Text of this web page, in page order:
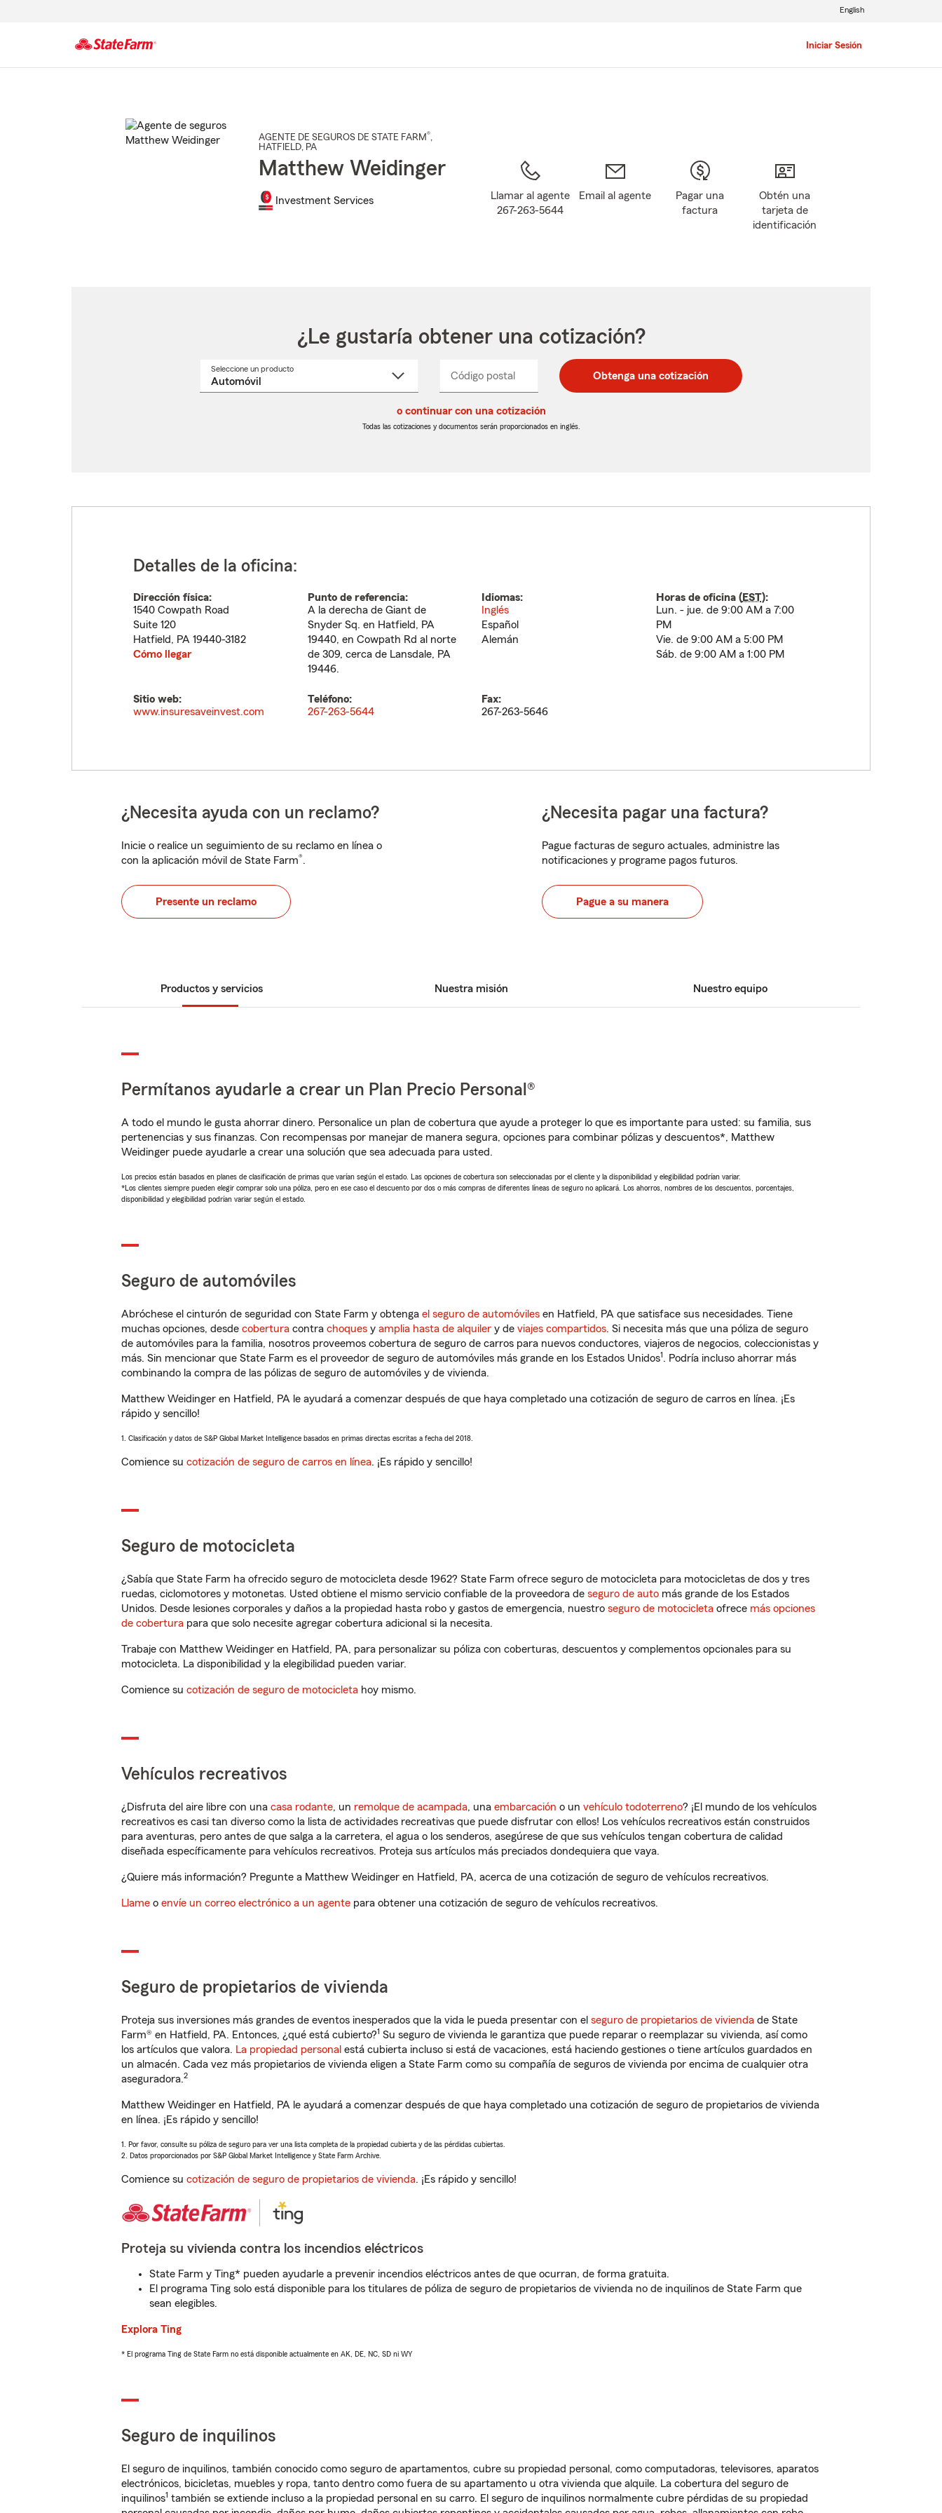
Iniciar Sesión
English
AGENTE DE SEGUROS DE STATE FARM®,
HATFIELD, PA
Matthew Weidinger
Investment Services
Llamar al agente
267-263-5644
Email al agente
Pagar una
factura
Obtén una
tarjeta de
identificación
¿Le gustaría obtener una cotización?
Seleccione un productoSeleccione
Código postal
postal
de
postal
de
_____ Obtenga una cotización
o continuar con una cotización
Todas las cotizaciones y documentos serán proporcionados en inglés.
Detalles de la oficina:
Dirección física:
1540 Cowpath Road
Suite 120
Hatfield, PA 19440-3182
Cómo llegar
Punto de referencia:
A la derecha de Giant de
Snyder Sq. en Hatfield, PA
19440, en Cowpath Rd al norte
de 309, cerca de Lansdale, PA
19446.
Idiomas:
Inglés
Español
Alemán
Horas de oficina (EST):
Lun. - jue. de 9:00 AM a 7:00
PM
Vie. de 9:00 AM a 5:00 PM
Sáb. de 9:00 AM a 1:00 PM
Sitio web:
www.insuresaveinvest.com
Teléfono:
267-263-5644
Fax:
267-263-5646
¿Necesita ayuda con un reclamo?
Inicie o realice un seguimiento de su reclamo en línea o
con la aplicación móvil de State Farm®.
Presente un reclamo
¿Necesita pagar una factura?
Pague facturas de seguro actuales, administre las
notificaciones y programe pagos futuros.
Pague a su manera
Productos y servicios Nuestra misión Nuestro equipo
Permítanos ayudarle a crear un Plan Precio Personal®
A todo el mundo le gusta ahorrar dinero. Personalice un plan de cobertura que ayude a proteger lo que es importante para usted: su familia, sus
pertenencias y sus finanzas. Con recompensas por manejar de manera segura, opciones para combinar pólizas y descuentos*, Matthew
Weidinger puede ayudarle a crear una solución que sea adecuada para usted.
Los precios están basados en planes de clasificación de primas que varían según el estado. Las opciones de cobertura son seleccionadas por el cliente y la disponibilidad y elegibilidad podrían variar.
*Los clientes siempre pueden elegir comprar solo una póliza, pero en ese caso el descuento por dos o más compras de diferentes líneas de seguro no aplicará. Los ahorros, nombres de los descuentos, porcentajes,
disponibilidad y elegibilidad podrían variar según el estado.
Seguro de automóviles
Abróchese el cinturón de seguridad con State Farm y obtenga el seguro de automóviles en Hatfield, PA que satisface sus necesidades. Tiene
muchas opciones, desde cobertura contra choques y amplia hasta de alquiler y de viajes compartidos. Si necesita más que una póliza de seguro
de automóviles para la familia, nosotros proveemos cobertura de seguro de carros para nuevos conductores, viajeros de negocios, coleccionistas y
más. Sin mencionar que State Farm es el proveedor de seguro de automóviles más grande en los Estados Unidos1. Podría incluso ahorrar más
combinando la compra de las pólizas de seguro de automóviles y de vivienda.
Matthew Weidinger en Hatfield, PA le ayudará a comenzar después de que haya completado una cotización de seguro de carros en línea. ¡Es
rápido y sencillo!
1. Clasificación y datos de S&P Global Market Intelligence basados en primas directas escritas a fecha del 2018.
Comience su cotización de seguro de carros en línea. ¡Es rápido y sencillo!
Seguro de motocicleta
¿Sabía que State Farm ha ofrecido seguro de motocicleta desde 1962? State Farm ofrece seguro de motocicleta para motocicletas de dos y tres
ruedas, ciclomotores y motonetas. Usted obtiene el mismo servicio confiable de la proveedora de seguro de auto más grande de los Estados
Unidos. Desde lesiones corporales y daños a la propiedad hasta robo y gastos de emergencia, nuestro seguro de motocicleta ofrece más opciones
de cobertura para que solo necesite agregar cobertura adicional si la necesita.
Trabaje con Matthew Weidinger en Hatfield, PA, para personalizar su póliza con coberturas, descuentos y complementos opcionales para su
motocicleta. La disponibilidad y la elegibilidad pueden variar.
Comience su cotización de seguro de motocicleta hoy mismo.
Vehículos recreativos
¿Disfruta del aire libre con una casa rodante, un remolque de acampada, una embarcación o un vehículo todoterreno? ¡El mundo de los vehículos
recreativos es casi tan diverso como la lista de actividades recreativas que puede disfrutar con ellos! Los vehículos recreativos están construidos
para aventuras, pero antes de que salga a la carretera, el agua o los senderos, asegúrese de que sus vehículos tengan cobertura de calidad
diseñada específicamente para vehículos recreativos. Proteja sus artículos más preciados dondequiera que vaya.
¿Quiere más información? Pregunte a Matthew Weidinger en Hatfield, PA, acerca de una cotización de seguro de vehículos recreativos.
Llame o envíe un correo electrónico a un agente para obtener una cotización de seguro de vehículos recreativos.
Seguro de propietarios de vivienda
Proteja sus inversiones más grandes de eventos inesperados que la vida le pueda presentar con el seguro de propietarios de vivienda de State
Farm® en Hatfield, PA. Entonces, ¿qué está cubierto?1 Su seguro de vivienda le garantiza que puede reparar o reemplazar su vivienda, así como
los artículos que valora. La propiedad personal está cubierta incluso si está de vacaciones, está haciendo gestiones o tiene artículos guardados en
un almacén. Cada vez más propietarios de vivienda eligen a State Farm como su compañía de seguros de vivienda por encima de cualquier otra
aseguradora.2
Matthew Weidinger en Hatfield, PA le ayudará a comenzar después de que haya completado una cotización de seguro de propietarios de vivienda
en línea. ¡Es rápido y sencillo!
1. Por favor, consulte su póliza de seguro para ver una lista completa de la propiedad cubierta y de las pérdidas cubiertas.
2. Datos proporcionados por S&P Global Market Intelligence y State Farm Archive.
Comience su cotización de seguro de propietarios de vivienda. ¡Es rápido y sencillo!
Proteja su vivienda contra los incendios eléctricos
State Farm y Ting* pueden ayudarle a prevenir incendios eléctricos antes de que ocurran, de forma gratuita.
El programa Ting solo está disponible para los titulares de póliza de seguro de propietarios de vivienda no de inquilinos de State Farm que
sean elegibles.
Explora Ting
* El programa Ting de State Farm no está disponible actualmente en AK, DE, NC, SD ni WY
Seguro de inquilinos
El seguro de inquilinos, también conocido como seguro de apartamentos, cubre su propiedad personal, como computadoras, televisores, aparatos
electrónicos, bicicletas, muebles y ropa, tanto dentro como fuera de su apartamento u otra vivienda que alquile. La cobertura del seguro de
inquilinos1 también se extiende incluso a la propiedad personal en su carro. El seguro de inquilinos normalmente cubre pérdidas de su propiedad